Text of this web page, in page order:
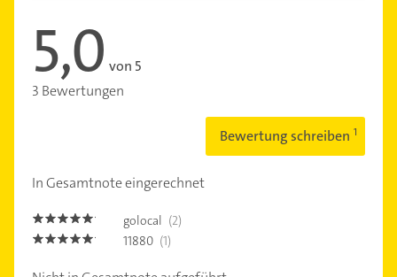
5,0 von 5
3 Bewertungen
Bewertung schreiben
In Gesamtnote eingerechnet
5.0 golocal (2)
5.0 11880 (1)